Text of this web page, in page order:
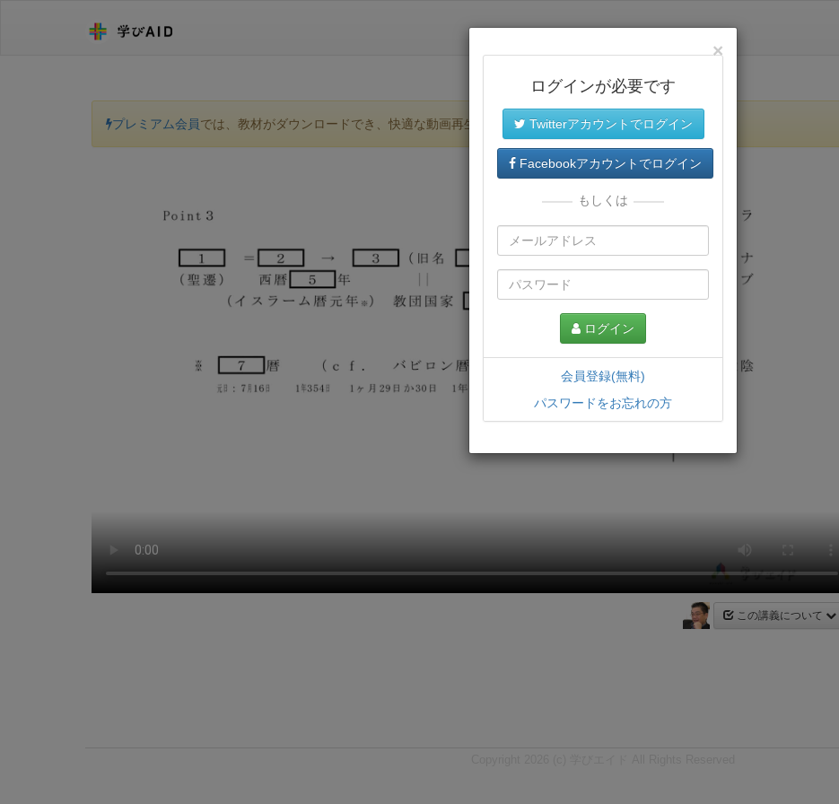
プレミアム会員では、教材がダウンロードでき、快適な動画再生環境が提供されます。
この講義について
×
ログインが必要です
Twitterアカウントでログイン
Facebookアカウントでログイン
もしくは
ログイン
会員登録(無料)
パスワードをお忘れの方